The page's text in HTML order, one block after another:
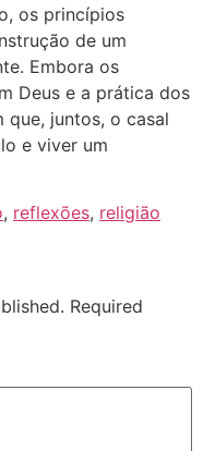
os princípios
de um
Embora os
Deus e a prática dos
que, juntos, o casal
e viver um
, reflexões, religião
Required